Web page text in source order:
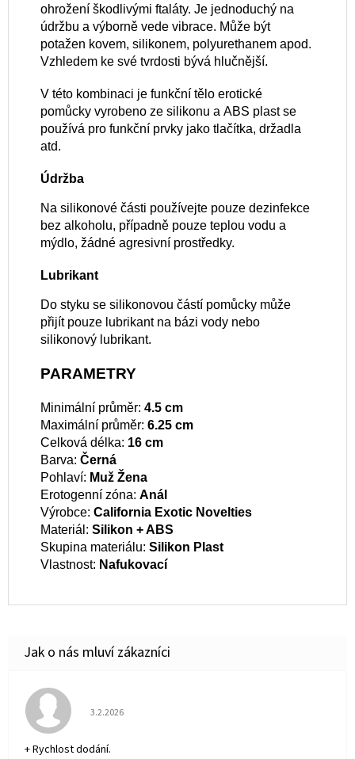
ohrožení škodlivými ftaláty. Je jednoduchý na
údržbu a výborně vede vibrace. Může být
potažen kovem, silikonem, polyurethanem apod.
Vzhledem ke své tvrdosti bývá hlučnější.
V této kombinaci je funkční tělo erotické
pomůcky vyrobeno ze silikonu a ABS plast se
používá pro funkční prvky jako tlačítka, držadla
atd.
Údržba
Na silikonové části používejte pouze dezinfekce
bez alkoholu, případně pouze teplou vodu a
mýdlo, žádné agresivní prostředky.
Lubrikant
Do styku se silikonovou částí pomůcky může
přijít pouze lubrikant na bázi vody nebo
silikonový lubrikant.
PARAMETRY
Minimální průměr: 4.5 cm
Maximální průměr: 6.25 cm
Celková délka: 16 cm
Barva: Černá
Pohlaví: Muž Žena
Erotogenní zóna: Anál
Výrobce: California Exotic Novelties
Materiál: Silikon + ABS
Skupina materiálu: Silikon Plast
Vlastnost: Nafukovací
Hodnocení obchodu je 5 z 5 hvězdiček.
3.2.2026
+ Rychlost dodání.